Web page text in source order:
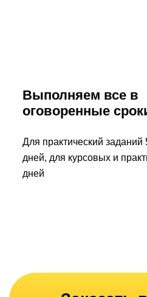
Выполняем все в
оговоренные
Для практический заданий
дней, для курсовых и
дней